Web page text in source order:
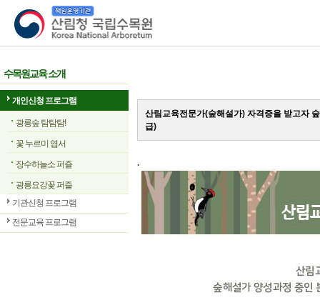
산림청 국립수목원
수목원교육 소개
개인신청 프로그램
광릉숲 탐탐탐!
꽃 누르미 엽서
장수하늘소 퍼즐
광릉요강꽃 퍼즐
기관신청 프로그램
전문교육 프로그램
산림교육전문가(숲해설가) 자격증을 받고자
급)
.